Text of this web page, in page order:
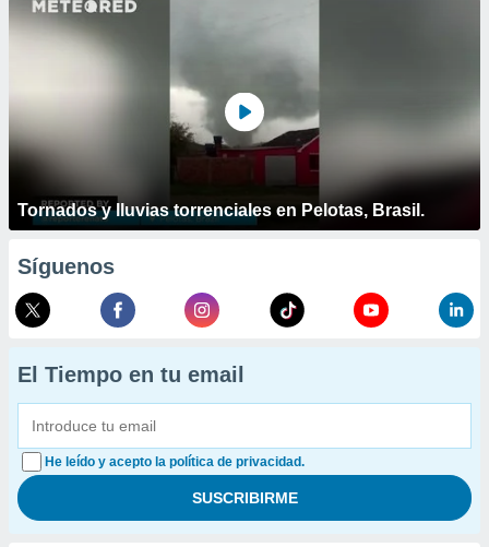
Tornados y lluvias torrenciales en Pelotas, Brasil.
Síguenos
El Tiempo en tu email
He leído y acepto la política de privacidad.